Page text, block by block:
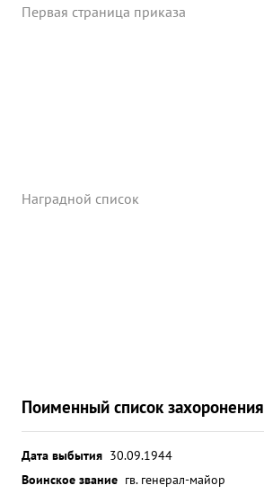
Первая страница приказа
Наградной список
Поименный список захоронения
Дата выбытия 30.09.1944
Воинское звание гв. генерал-майор